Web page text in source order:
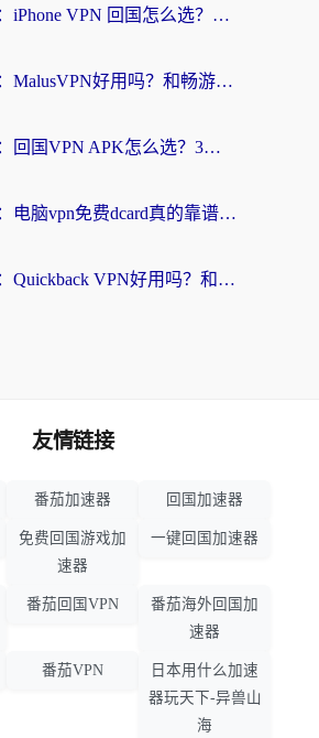
海外党必看：iPhone VPN 回国怎么选？一篇搞定无缝访问国内资源
海外党必看：MalusVPN好用吗？和畅游VPN对比哪个回国效果更好？附穿梭飞鱼神龟真实体验
海外党必看：回国VPN APK怎么选？3步教你无缝刷国内剧玩国服
海外党必看：电脑vpn免费dcard真的靠谱吗？教你选对回国加速器无缝访问国内资源
海外党必看：Quickback VPN好用吗？和小黑牛VPN对比哪个回国效果更好？附真实体验+避坑指南
友情链接
番茄加速器 回国加速器
免费回国游戏加
速器
一键回国加速器
番茄回国VPN
番茄海外回国加
速器
番茄VPN
日本用什么加速
器玩天下-异兽山
海